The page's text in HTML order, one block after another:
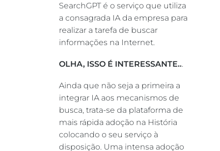
SearchGPT é o serviço que utiliza
a consagrada IA da empresa para
realizar a tarefa de buscar
informações na Internet.
OLHA, ISSO É INTERESSANTE...
Ainda que não seja a primeira a
integrar IA aos mecanismos de
busca, trata-se da plataforma de
mais rápida adoção na História
colocando o seu serviço à
disposição. Uma intensa adoção